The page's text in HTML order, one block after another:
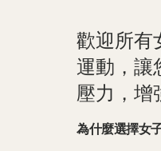
歡迎所有
運動，讓
壓力，增
為什麼選擇女